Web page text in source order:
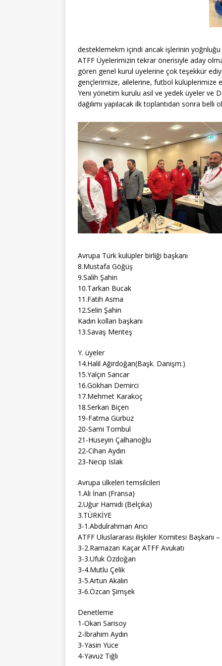
desteklemekm içindi ancak işlerinin
ATFF Üyelerimizin tekrar önerisiyle aday
gören genel kurul üyelerine çok teşekkür
gençlerimize, ailelerine, futbol külüplerimize
Yeni yönetim kurulu asil ve yedek üyeler ve
dağılımı yapılacak ilk toplantıdan sonra belli
Avrupa Türk kulüpler birliği başkanı
8.Mustafa Göğüş
9.Salih Şahin
10.Tarkan Bucak
11.Fatih Asma
12.Selin Şahin
Kadın kolları başkanı
13.Savaş Menteş
Y. üyeler
14.Halil Ağirdoğan(Başk. Danişm.)
15.Yalçın Sancar
16.Gökhan Demirci
17.Mehmet Karakoç
18.Serkan Biçen
19-Fatma Gürbüz
20-Sami Tombul
21-Hüseyin Çalhanoğlu
22-Cihan Aydın
23-Necip Islak
Avrupa ülkeleri temsilcileri
1.Ali İnan (Fransa)
2.Uğur Hamidi (Belçıka)
3.TÜRKİYE
3-1.Abdulrahman Arıcı
ATFF Uluslararası ilişkiler Komitesi Başkanı –
3-2.Ramazan Kaçar ATFF Avukatı
3-3.Ufuk Özdoğan
3-4.Mutlu Çelik
3-5.Artun Akalın
3-6.Özcan Şimşek
Denetleme
1-Okan Sarisoy
2-İbrahim Aydın
3-Yasin Yüce
4-Yavuz Tığlı